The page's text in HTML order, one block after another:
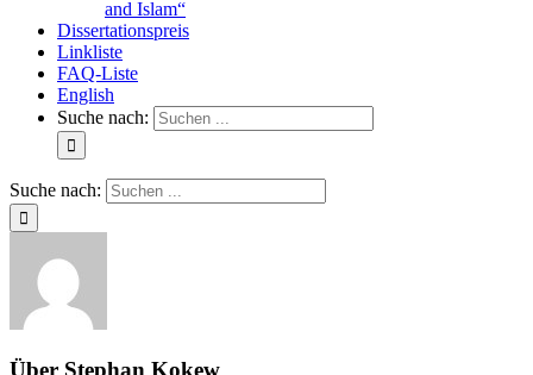
and Islam“
Dissertationspreis
Linkliste
FAQ-Liste
English
Suche nach:
Suche nach:
Über Stephan Kokew